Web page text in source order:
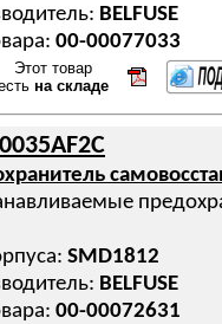
BELFUSE
00-00077033
Этот товар
на складе
SMD1812
BELFUSE
00-00072631